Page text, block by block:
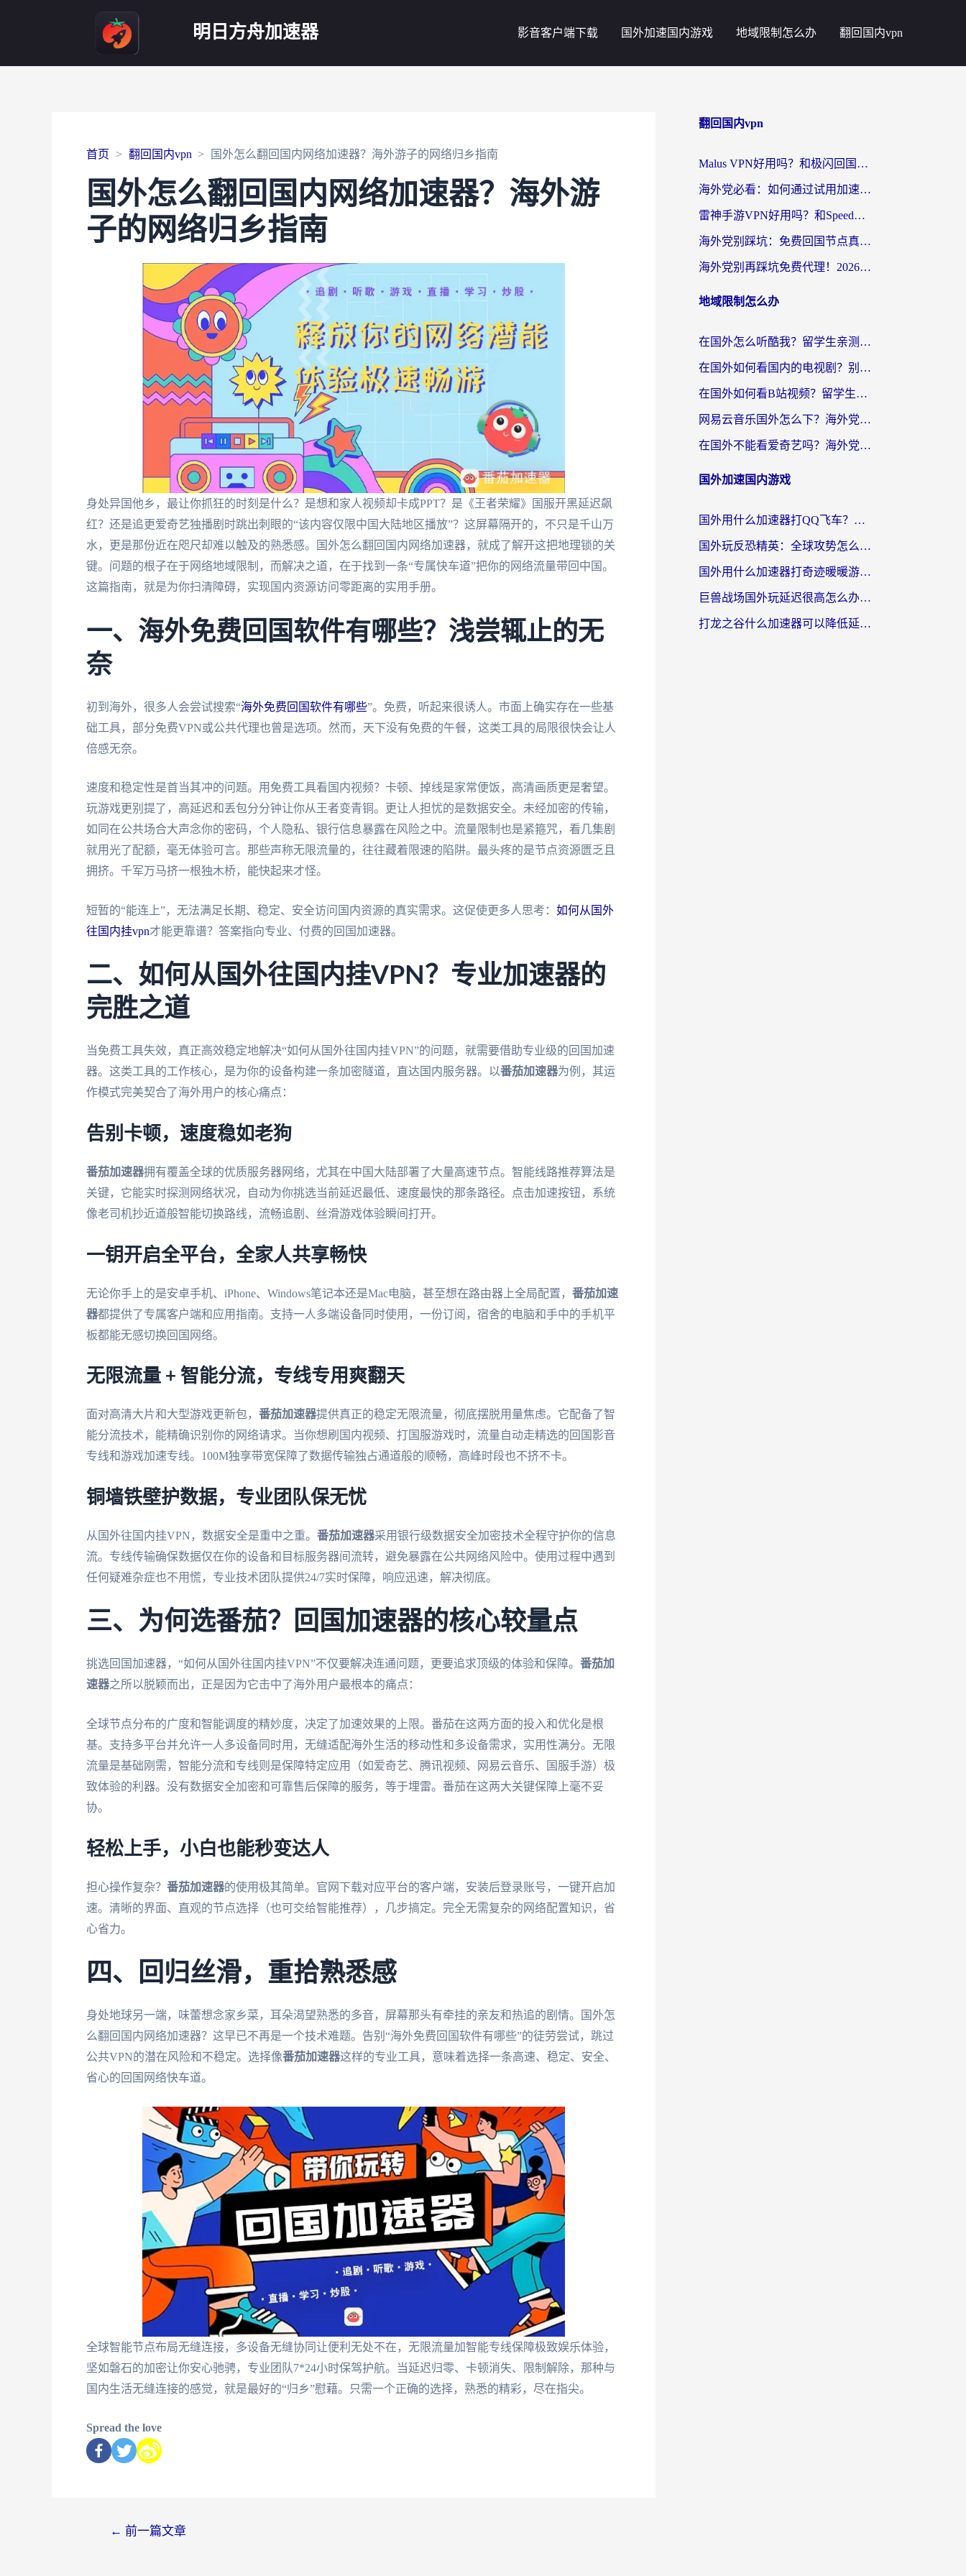
明日方舟加速器 影音客户端下载 国外加速国内游戏 地域限制怎么办 翻回国内vpn
首页 翻回国内vpn 国外怎么翻回国内网络加速器？海外游子的网络归乡指南
国外怎么翻回国内网络加速器？海外游
子的网络归乡指南
身处异国他乡，最让你抓狂的时刻是什么？是想和家人视频却卡成PPT？是《王者荣耀》国服开黑延迟飙
红？还是追更爱奇艺独播剧时跳出刺眼的“该内容仅限中国大陆地区播放”？这屏幕隔开的，不只是千山万
水，更是那份近在咫尺却难以触及的熟悉感。国外怎么翻回国内网络加速器，就成了解开这把地理锁的关
键。问题的根子在于网络地域限制，而解决之道，在于找到一条“专属快车道”把你的网络流量带回中国。
这篇指南，就是为你扫清障碍，实现国内资源访问零距离的实用手册。
一、海外免费回国软件有哪些？浅尝辄止的无
奈
初到海外，很多人会尝试搜索“海外免费回国软件有哪些”。免费，听起来很诱人。市面上确实存在一些基
础工具，部分免费VPN或公共代理也曾是选项。然而，天下没有免费的午餐，这类工具的局限很快会让人
倍感无奈。
速度和稳定性是首当其冲的问题。用免费工具看国内视频？卡顿、掉线是家常便饭，高清画质更是奢望。
玩游戏更别提了，高延迟和丢包分分钟让你从王者变青铜。更让人担忧的是数据安全。未经加密的传输，
如同在公共场合大声念你的密码，个人隐私、银行信息暴露在风险之中。流量限制也是紧箍咒，看几集剧
就用光了配额，毫无体验可言。那些声称无限流量的，往往藏着限速的陷阱。最头疼的是节点资源匮乏且
拥挤。千军万马挤一根独木桥，能快起来才怪。
短暂的“能连上”，无法满足长期、稳定、安全访问国内资源的真实需求。这促使更多人思考： 如何从国外
往国内挂vpn才能更靠谱？答案指向专业、付费的回国加速器。
二、如何从国外往国内挂VPN？专业加速器的
完胜之道
当免费工具失效，真正高效稳定地解决“如何从国外往国内挂VPN”的问题，就需要借助专业级的回国加速
器。这类工具的工作核心，是为你的设备构建一条加密隧道，直达国内服务器。以番茄加速器为例，其运
作模式完美契合了海外用户的核心痛点：
告别卡顿，速度稳如老狗
番茄加速器拥有覆盖全球的优质服务器网络，尤其在中国大陆部署了大量高速节点。智能线路推荐算法是
关键，它能实时探测网络状况，自动为你挑选当前延迟最低、速度最快的那条路径。点击加速按钮，系统
像老司机抄近道般智能切换路线，流畅追剧、丝滑游戏体验瞬间打开。
一钥开启全平台，全家人共享畅快
无论你手上的是安卓手机、iPhone、Windows笔记本还是Mac电脑，甚至想在路由器上全局配置， 番茄加速
器都提供了专属客户端和应用指南。支持一人多端设备同时使用，一份订阅，宿舍的电脑和手中的手机平
板都能无感切换回国网络。
无限流量 + 智能分流，专线专用爽翻天
面对高清大片和大型游戏更新包， 番茄加速器提供真正的稳定无限流量，彻底摆脱用量焦虑。它配备了智
能分流技术，能精确识别你的网络请求。当你想刷国内视频、打国服游戏时，流量自动走精选的回国影音
专线和游戏加速专线。100M独享带宽保障了数据传输独占通道般的顺畅，高峰时段也不挤不卡。
铜墙铁壁护数据，专业团队保无忧
从国外往国内挂VPN，数据安全是重中之重。 番茄加速器采用银行级数据安全加密技术全程守护你的信息
流。专线传输确保数据仅在你的设备和目标服务器间流转，避免暴露在公共网络风险中。使用过程中遇到
任何疑难杂症也不用慌，专业技术团队提供24/7实时保障，响应迅速，解决彻底。
三、为何选番茄？回国加速器的核心较量点
挑选回国加速器，“如何从国外往国内挂VPN”不仅要解决连通问题，更要追求顶级的体验和保障。 番茄加
速器之所以脱颖而出，正是因为它击中了海外用户最根本的痛点：
全球节点分布的广度和智能调度的精妙度，决定了加速效果的上限。番茄在这两方面的投入和优化是根
基。支持多平台并允许一人多设备同时用，无缝适配海外生活的移动性和多设备需求，实用性满分。无限
流量是基础刚需，智能分流和专线则是保障特定应用（如爱奇艺、腾讯视频、网易云音乐、国服手游）极
致体验的利器。没有数据安全加密和可靠售后保障的服务，等于埋雷。番茄在这两大关键保障上毫不妥
协。
轻松上手，小白也能秒变达人
担心操作复杂？ 番茄加速器的使用极其简单。官网下载对应平台的客户端，安装后登录账号，一键开启加
速。清晰的界面、直观的节点选择（也可交给智能推荐），几步搞定。完全无需复杂的网络配置知识，省
心省力。
四、回归丝滑，重拾熟悉感
身处地球另一端，味蕾想念家乡菜，耳朵渴望熟悉的多音，屏幕那头有牵挂的亲友和热追的剧情。国外怎
么翻回国内网络加速器？这早已不再是一个技术难题。告别“海外免费回国软件有哪些”的徒劳尝试，跳过
公共VPN的潜在风险和不稳定。选择像番茄加速器这样的专业工具，意味着选择一条高速、稳定、安全、
省心的回国网络快车道。
全球智能节点布局无缝连接，多设备无缝协同让便利无处不在，无限流量加智能专线保障极致娱乐体验，
坚如磐石的加密让你安心驰骋，专业团队7*24小时保驾护航。当延迟归零、卡顿消失、限制解除，那种与
国内生活无缝连接的感觉，就是最好的“归乡”慰藉。只需一个正确的选择，熟悉的精彩，尽在指尖。
Spread the love
← 前一篇文章
翻回国内vpn
Malus VPN好用吗？和极闪回国VPN对比哪个回国效果更好？海外党亲测3款加速器+避坑指南
海外党必看：如何通过试用加速器解决国内APP地区限制？附2026最新对比测评
雷神手游VPN好用吗？和SpeedCN VPN对比哪个回国效果更好？海外党亲测3款加速器+避坑指南
海外党别踩坑：免费回国节点真的靠谱吗？教你选对加速器无缝访问国内资源
海外党别再踩坑免费代理！2026回国加速器全攻略：从选线到避坑，无缝访问国内资源
地域限制怎么办
在国外怎么听酷我？留学生亲测：用对加速器就能畅听国内音乐听书
在国外如何看国内的电视剧？别让地域限制成为追剧路上的绊脚石
在国外如何看B站视频？留学生亲测有效的回国加速器选择指南
网易云音乐国外怎么下？海外党亲测有效的回国加速器指南
在国外不能看爱奇艺吗？海外党追剧必看的回国加速器选择指南
国外加速国内游戏
国外用什么加速器打QQ飞车？海外党亲测有效的国服游戏加速指南
国外玩反恐精英：全球攻势怎么不卡？老玩家亲测的加速器选择指南
国外用什么加速器打奇迹暖暖游戏？海外党国服手游畅玩全攻略（附3款热门游戏实测）
巨兽战场国外玩延迟很高怎么办？海外党亲测的国服游戏加速解决方案
打龙之谷什么加速器可以降低延迟？海外玩家亲测有效的国服加速指南